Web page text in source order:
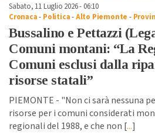
Sabato, 11 Luglio 2026 - 06:10
Cronaca- Politica-Alto Piemonte -
Bussalino e Pettazzi
Comuni montani: “La
Comuni esclusi dalla
risorse statali”
PIEMONTE - "Non ci sarà nessuna
risorse per i comuni considerati
regionali del 1988, e che non [...]